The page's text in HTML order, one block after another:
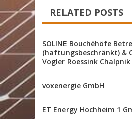
RELATED POSTS
SOLINE Bouchéhöfe
(haftungsbeschränkt) &
Vogler Roessink Chalpnik
voxenergie GmbH
ET Energy Hochheim 1